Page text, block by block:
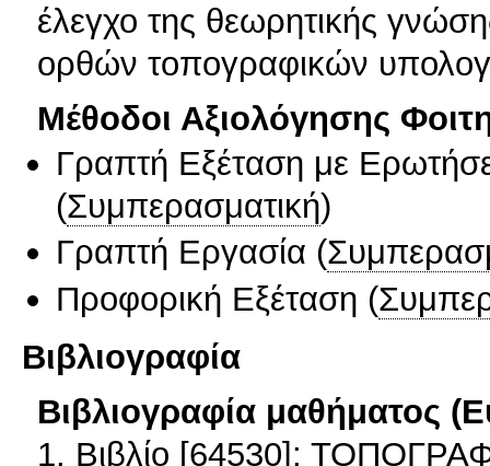
έλεγχο της θεωρητικής
ορθών τοπογραφικών
Μέθοδοι Αξιολόγησης
Γραπτή Εξέταση με
(Συμπερασματική)
Γραπτή Εργασία (
Προφορική Εξέταση (
Βιβλιογραφία
Βιβλιογραφία μαθήματος
1. Βιβλίο [64530]: